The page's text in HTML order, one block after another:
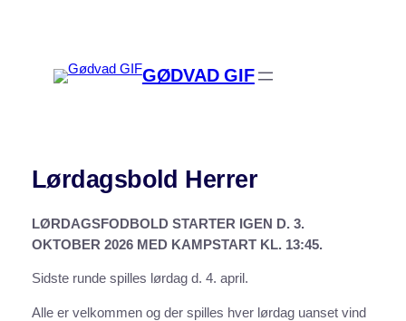
GØDVAD GIF
Lørdagsbold Herrer
LØRDAGSFODBOLD STARTER IGEN D. 3.
OKTOBER 2026 MED KAMPSTART KL. 13:45.
Sidste runde spilles lørdag d. 4. april.
Alle er velkommen og der spilles hver lørdag uanset vind